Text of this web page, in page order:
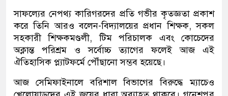
সাফল্যের নেপথ্য কারিগরদের প্রতি গভীর কৃতজ্ঞতা প্রকাশ
করে তিনি আরও বলেন-বিদ্যালয়ের প্রধান শিক্ষক, সকল
সহকারী শিক্ষকমণ্ডলী, টিম পরিচালক এবং কোচেদের
অক্লান্ত পরিশ্রম ও সর্বোচ্চ ত্যাগের ফলেই আজ এই
ঐতিহাসিক প্ল্যাটফর্মে পৌঁছানো সম্ভব হয়েছে।
আজ সেমিফাইনালে বরিশাল বিভাগের বিরুদ্ধে ম্যাচেও